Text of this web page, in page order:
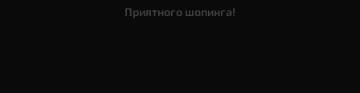
Приятного шопинга!